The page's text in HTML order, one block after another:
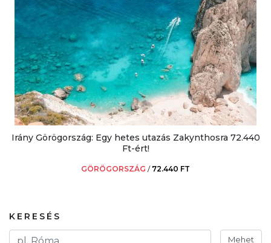
Irány Görögország: Egy hetes utazás Zakynthosra 72.440
Ft-ért!
GÖRÖGORSZÁG / 72.440 FT
KERESÉS
Mehet